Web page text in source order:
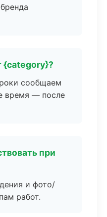
{category}?
сообщаем
время — после
при
и фото/
работ.